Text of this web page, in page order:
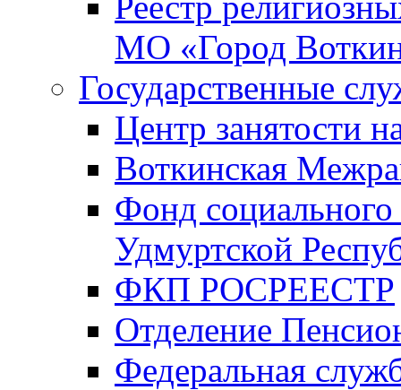
МО «Город
Государственные
Центр занятости
Воткинская
Фонд
Удмуртской
ФКП РОСРЕЕСТР
Отделение
Федеральная